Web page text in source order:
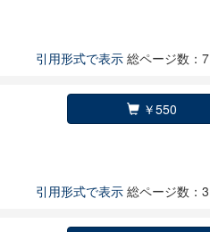
引用形式で表示 総ページ数：7
￥550
引用形式で表示 総ページ数：3